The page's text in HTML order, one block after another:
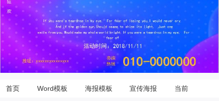
首页 Word模板 海报模板 宣传海报 当前